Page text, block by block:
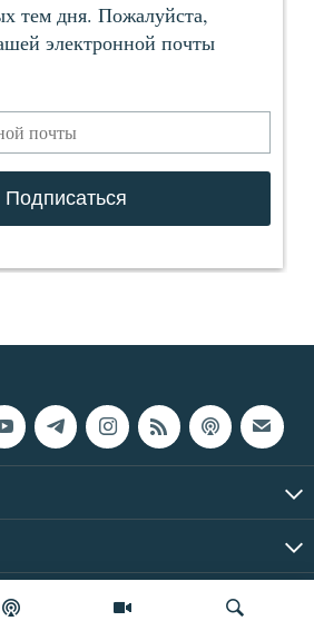
RFE/RL, Inc. | Все права защищены.